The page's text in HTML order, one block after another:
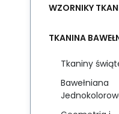
WZORNIKY
TKANINA
Tkaniny
Bawełniana